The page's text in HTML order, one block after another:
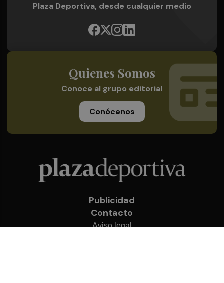
Plaza Deportiva, desde cualquier medio
Quienes Somos
Conoce al grupo editorial
Conócenos
Publicidad
Contacto
Aviso legal